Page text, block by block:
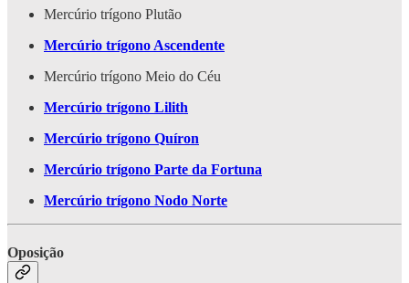
Mercúrio trígono Plutão
Mercúrio trígono Ascendente
Mercúrio trígono Meio do Céu
Mercúrio trígono Lilith
Mercúrio trígono Quíron
Mercúrio trígono Parte da Fortuna
Mercúrio trígono Nodo Norte
Oposição